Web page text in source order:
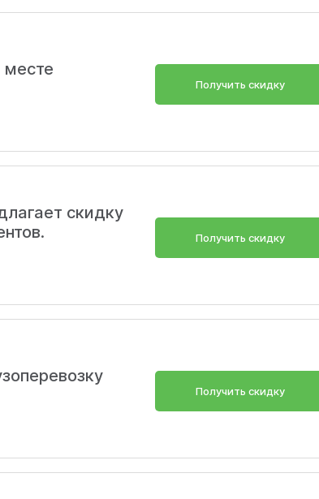
месте
Получить скидку
скидку
Получить скидку
Получить скидку